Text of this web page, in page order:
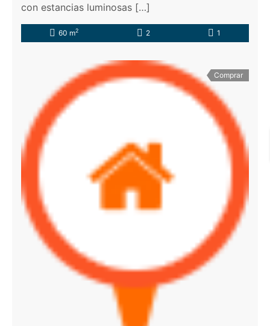
con estancias luminosas […]
60 m2 2 1
Comprar